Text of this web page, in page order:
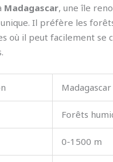
Madagascar, une île
Il préfère les
où il peut facilement se
Madagascar
Forêts
0-1500 m